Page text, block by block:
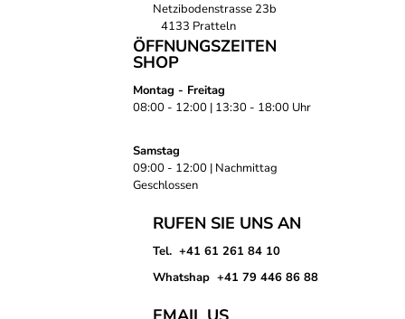
Netzibodenstrasse 23b
4133 Pratteln
ÖFFNUNGSZEITEN
SHOP
Montag - Freitag
08:00 - 12:00 | 13:30 - 18:00 Uhr
Samstag
09:00 - 12:00 | Nachmittag
Geschlossen
RUFEN SIE UNS AN
Tel. +41 61 261 84 10
Whatshap +41 79 446 86 88